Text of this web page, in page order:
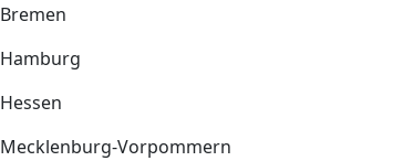
Bremen
Hamburg
Hessen
Mecklenburg-Vorpommern